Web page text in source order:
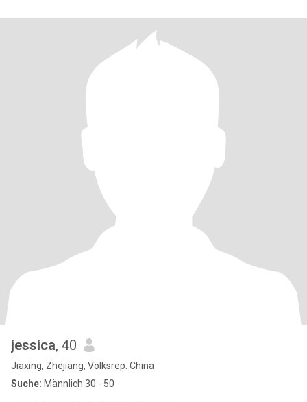
jessica, 40
Jiaxing, Zhejiang, Volksrep. China
Suche: Männlich 30 - 50